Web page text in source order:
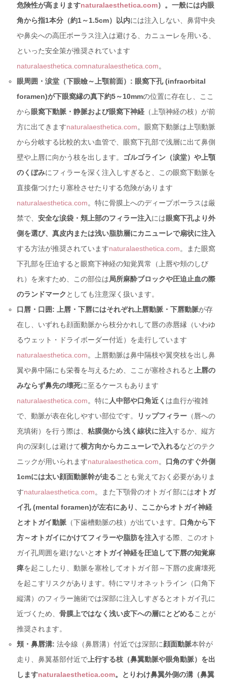
危険性が高まりますnaturalaesthetica.com）。一般には内眼
角から指1本分（約1～1.5cm）以内には注入しない、鼻背中央
や鼻尖への高圧ボーラス注入は避ける、カニューレを用いる、
といった安全策が推奨されています
naturalaesthetica.comnaturalaesthetica.com。
眼周囲・涙堂（下眼瞼～上顎前面）: 眼窩下孔 (infraorbital
foramen)が下眼窩縁の真下約5～10mmの位置に存在し、ここ
から 眼窩下動脈・静脈および眼窩下神経 （上顎神経の枝）が前
方に出てきますnaturalaesthetica.com。眼窩下動脈は上顎動脈
から分岐する比較的太い血管で、眼窩下孔部で浅層に出て鼻側
壁や上唇に向かう枝を出します。
ゴルゴライン（涙堂）や上顎
のくぼみにフィラーを深く注入しすぎると、この眼窩下動脈を
直接傷つけたり塞栓させたりする危険があります
naturalaesthetica.com。特に骨膜上へのディープボーラスは厳
禁で、安全な涙袋・頬上部のフィラー注入には眼窩下孔より外
側を選び、真皮内または浅い脂肪層にカニューレで扇状に注入
する方法が推奨されていますnaturalaesthetica.com。また眼窩
下孔部を圧迫すると眼窩下神経の知覚異常（上唇や頬のしび
れ）を来すため、この部位は局所麻酔ブロックや圧迫止血の際
のランドマーク としても注意深く扱います。
口唇・口囲:
上唇・下唇にはそれぞれ上唇動脈・下唇動脈が存
在し、いずれも顔面動脈から枝分かれして唇の赤唇縁（いわゆ
るウェット・ドライボーダー付近）を走行しています
naturalaesthetica.com。上唇動脈は鼻中隔枝や翼突枝を出し鼻
翼や鼻中隔にも栄養を与えるため、ここが塞栓されると
上唇の
みならず鼻先の壊死に至るケースもあります
naturalaesthetica.com。特に 人中部や口角近く は血行が複雑
で、動脈が表在化しやすい部位です。
リップフィラー （唇への
充填術）を行う際は、粘膜側から浅く線状に注入するか、縦方
向の深刺しは避けて横方向からカニューレで入れるなどのテク
ニックが用いられますnaturalaesthetica.com。 口角のすぐ外側
1cmには太い顔面動脈幹が走ることも覚えておく必要がありま
すnaturalaesthetica.com。また下顎骨のオトガイ部にはオトガ
イ孔 (mental foramen)が左右にあり、ここからオトガイ神経
とオトガイ動脈 （下歯槽動脈の枝）が出ています。 口角から下
方～オトガイにかけてフィラーや脂肪を注入する際、このオト
ガイ孔周囲を避けないと オトガイ神経を圧迫して下唇の知覚麻
痺を起こしたり、動脈を塞栓してオトガイ部～下唇の皮膚壊死
を起こすリスクがあります。特にマリオネットライン（口角下
縦溝）のフィラー施術では深部に注入しすぎるとオトガイ孔に
近づくため、骨膜上ではなく浅い皮下への層にとどめることが
推奨されます。
頬・鼻唇溝: 法令線（鼻唇溝）付近では深部に顔面動脈本幹が
走り、鼻翼基部付近で 上行する枝（鼻翼動脈や眼角動脈）を出
しますnaturalaesthetica.com。とりわけ鼻翼外側の溝（鼻翼